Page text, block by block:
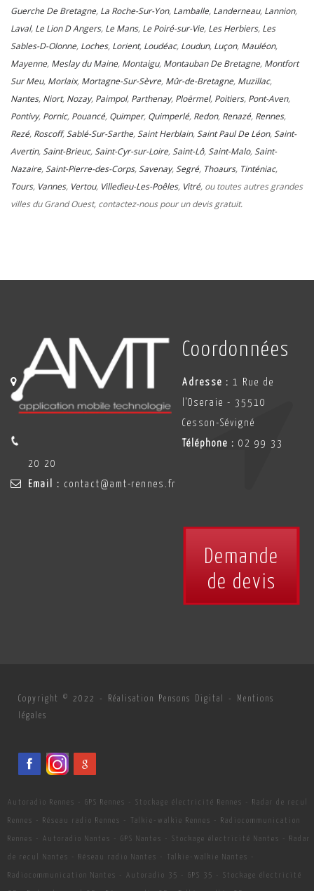
Guerche De Bretagne, La Roche-Sur-Yon, Lamballe, Landerneau, Lannion,
Laval, Le Lion D Angers, Le Mans, Le Poiré-sur-Vie, Les Herbiers, Les
Sables-D-Olonne, Loches, Lorient, Loudéac, Loudun, Luçon, Mauléon,
Mayenne, Meslay du Maine, Montaigu, Montauban De Bretagne, Montfort
Sur Meu, Morlaix, Mortagne-Sur-Sèvre, Mûr-de-Bretagne, Muzillac,
Nantes, Niort, Nozay, Paimpol, Parthenay, Ploërmel, Poitiers, Pont-Aven,
Pontivy, Pornic, Pouancé, Quimper, Quimperlé, Redon, Renazé, Rennes,
Rezé, Roscoff,Sablé-Sur-Sarthe,Saint Herblain,Saint Paul De Léon,Saint-
Avertin,Saint-Brieuc,Saint-Cyr-sur-Loire,Saint-Lô,Saint-Malo,Saint-
Nazaire,Saint-Pierre-des-Corps,Savenay,Segré, Thoaurs, Tinténiac,
Tours, Vannes, Vertou, Villedieu-Les-Poêles, Vitré, ou toutes autres grandes
villes du Grand Ouest, contactez-nous pour un devis gratuit.
Coordonnées
Adresse : 1 Rue de
l'Oseraie - 35510
Cesson-Sévigné
Téléphone : 02 99 33
20 20
Email : contact@amt-rennes.fr
Demande
de devis
Copyright © 2022 - Réalisation Pensons Digital - Mentions
légales
Autoradio Rennes - GPS Rennes - Stockage électricité Rennes - Radar de recul
Rennes - Réseau radio Rennes - Talkie-walkie Rennes - Radiocommunication
Rennes - Autoradio Nantes - GPS Nantes - Stockage électricité Nantes - Radar
de recul Nantes - Réseau radio Nantes - Talkie-walkie Nantes -
Radiocommunication Nantes - Autoradio 35 - GPS 35 - Stockage électricité